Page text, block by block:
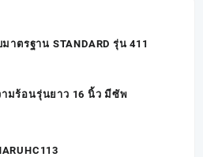
มาตรฐาน STANDARD รุ่น 411
มร้อนรุ่นยาว 16 นิ้ว มีซัพ